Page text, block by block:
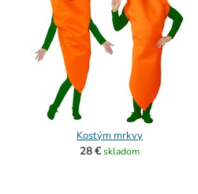
Kostým mrkvy
28 €skladom